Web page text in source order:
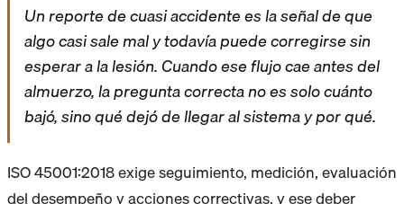
Un reporte de cuasi accidente es la señal de que
algo casi sale mal y todavía puede corregirse sin
esperar a la lesión. Cuando ese flujo cae antes del
almuerzo, la pregunta correcta no es solo cuánto
bajó, sino qué dejó de llegar al sistema y por qué.
ISO 45001:2018 exige seguimiento, medición, evaluación
del desempeño y acciones correctivas, y ese deber